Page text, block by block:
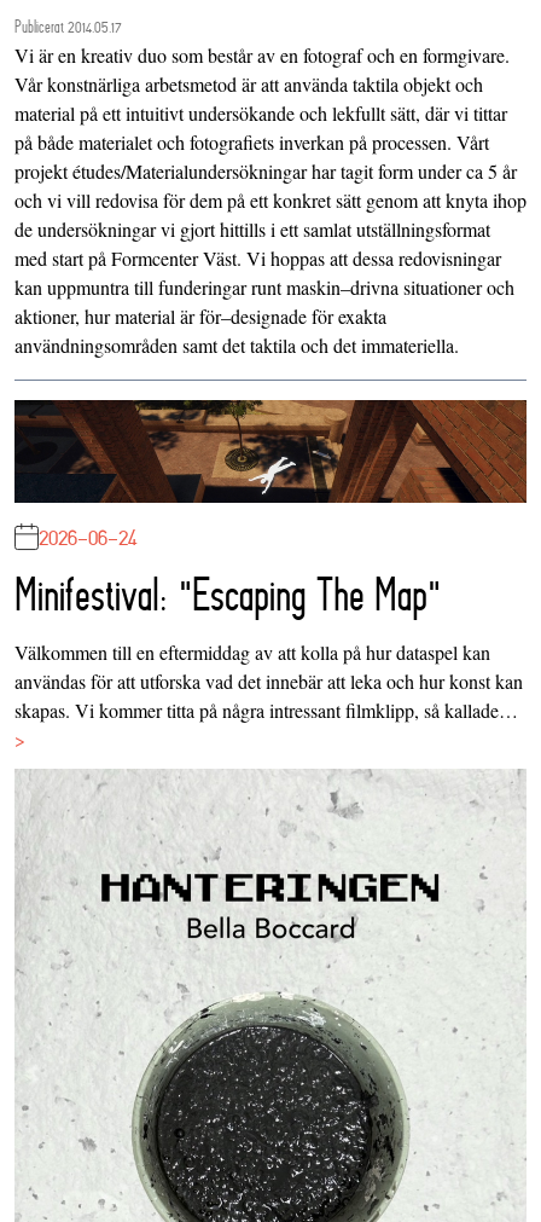
Publicerat 2014.05.17
Vi är en kreativ duo som består av en fotograf och en formgivare.
Vår konstnärliga arbetsmetod är att använda taktila objekt och
material på ett intuitivt undersökande och lekfullt sätt, där vi tittar
på både materialet och fotografiets inverkan på processen. Vårt
projekt études/Materialundersökningar har tagit form under ca 5 år
och vi vill redovisa för dem på ett konkret sätt genom att knyta ihop
de undersökningar vi gjort hittills i ett samlat utställningsformat
med start på Formcenter Väst. Vi hoppas att dessa redovisningar
kan uppmuntra till funderingar runt maskin–drivna situationer och
aktioner, hur material är för–designade för exakta
användningsområden samt det taktila och det immateriella.
2026-06-24
Minifestival: "Escaping The Map"
Välkommen till en eftermiddag av att kolla på hur dataspel kan
användas för att utforska vad det innebär att leka och hur konst kan
skapas. Vi kommer titta på några intressant filmklipp, så kallade…
>